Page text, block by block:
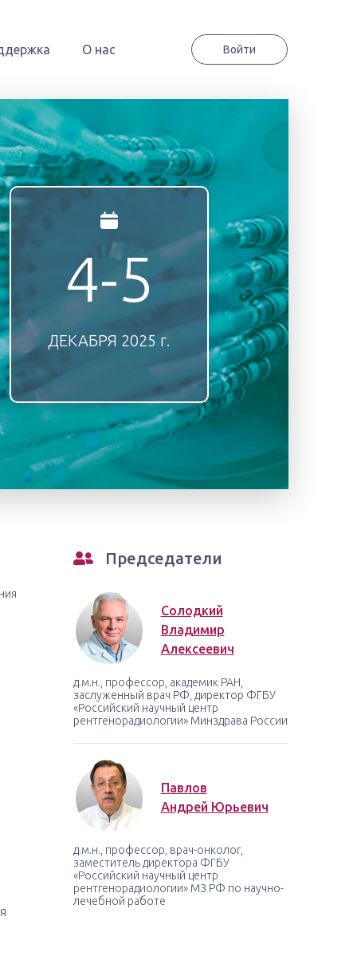
О нас Войти
4-5
ДЕКАБРЯ 2025 г.
Председатели
Солодкий
Владимир
Алексеевич
д.м.н., профессор, академик РАН,
заслуженный врач РФ, директор ФГБУ
«Российский научный центр
рентгенорадиологии» Минздрава России
Павлов
Андрей Юрьевич
д.м.н., профессор, врач-онколог,
заместитель директора ФГБУ
«Российский научный центр
рентгенорадиологии» МЗ РФ по научно-
лечебной работе